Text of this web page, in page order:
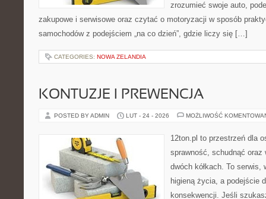
zrozumieć swoje auto,
zakupowe i serwisowe oraz czytać o motoryzacji w sposób
samochodów z podejściem „na co dzień”, gdzie liczy się […]
CATEGORIES: NOWA ZELANDIA
KONTUZJE I PREWENCJA
POSTED BY ADMIN LUT - 24 - 2026 MOŻLIWOŚĆ
12ton.pl to przestrzeń dla
sprawność, schudnąć oraz
dwóch kółkach. To
higieną życia, a podejście
konsekwencji. Jeśli